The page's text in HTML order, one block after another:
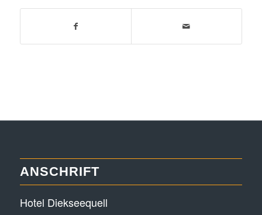
ANSCHRIFT
Hotel Diekseequell